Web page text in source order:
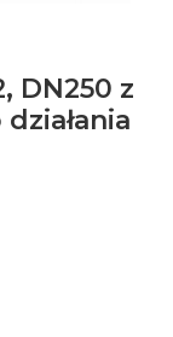
DN250 z